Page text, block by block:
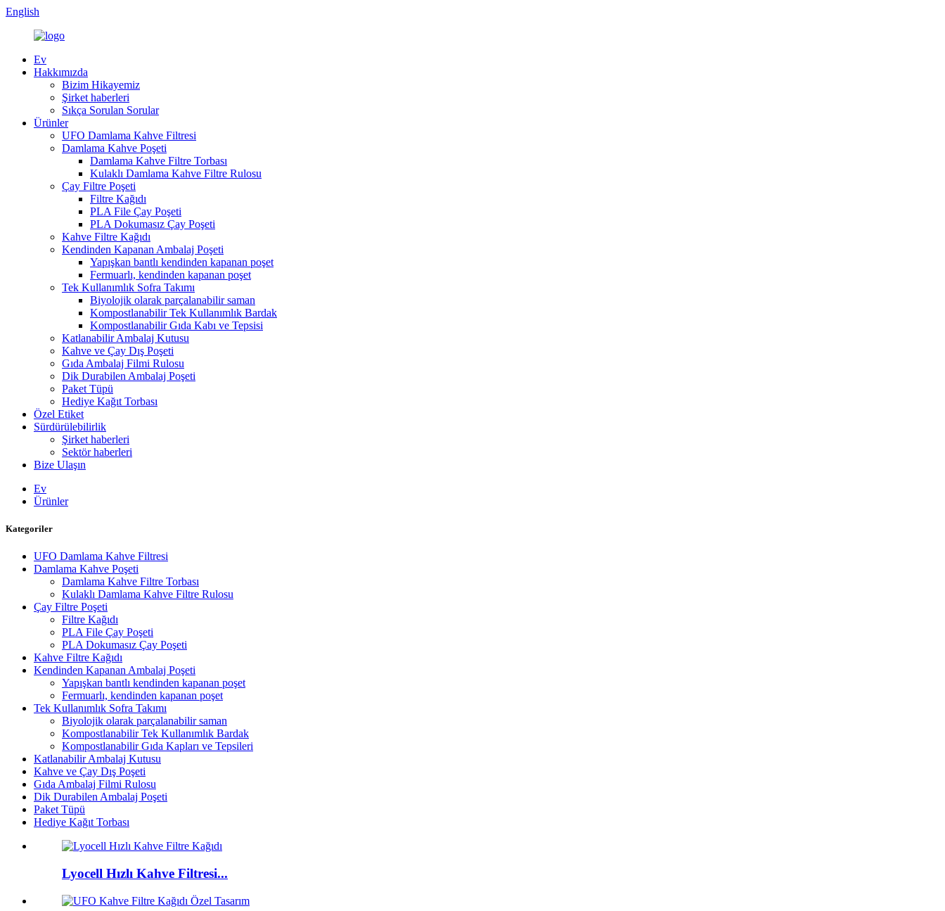
English
Ev
Hakkımızda
Bizim Hikayemiz
Şirket haberleri
Sıkça Sorulan Sorular
Ürünler
UFO Damlama Kahve Filtresi
Damlama Kahve Poşeti
Damlama Kahve Filtre Torbası
Kulaklı Damlama Kahve Filtre Rulosu
Çay Filtre Poşeti
Filtre Kağıdı
PLA File Çay Poşeti
PLA Dokumasız Çay Poşeti
Kahve Filtre Kağıdı
Kendinden Kapanan Ambalaj Poşeti
Yapışkan bantlı kendinden kapanan poşet
Fermuarlı, kendinden kapanan poşet
Tek Kullanımlık Sofra Takımı
Biyolojik olarak parçalanabilir saman
Kompostlanabilir Tek Kullanımlık Bardak
Kompostlanabilir Gıda Kabı ve Tepsisi
Katlanabilir Ambalaj Kutusu
Kahve ve Çay Dış Poşeti
Gıda Ambalaj Filmi Rulosu
Dik Durabilen Ambalaj Poşeti
Paket Tüpü
Hediye Kağıt Torbası
Özel Etiket
Sürdürülebilirlik
Şirket haberleri
Sektör haberleri
Bize Ulaşın
Ev
Ürünler
Kategoriler
UFO Damlama Kahve Filtresi
Damlama Kahve Poşeti
Damlama Kahve Filtre Torbası
Kulaklı Damlama Kahve Filtre Rulosu
Çay Filtre Poşeti
Filtre Kağıdı
PLA File Çay Poşeti
PLA Dokumasız Çay Poşeti
Kahve Filtre Kağıdı
Kendinden Kapanan Ambalaj Poşeti
Yapışkan bantlı kendinden kapanan poşet
Fermuarlı, kendinden kapanan poşet
Tek Kullanımlık Sofra Takımı
Biyolojik olarak parçalanabilir saman
Kompostlanabilir Tek Kullanımlık Bardak
Kompostlanabilir Gıda Kapları ve Tepsileri
Katlanabilir Ambalaj Kutusu
Kahve ve Çay Dış Poşeti
Gıda Ambalaj Filmi Rulosu
Dik Durabilen Ambalaj Poşeti
Paket Tüpü
Hediye Kağıt Torbası
Lyocell Hızlı Kahve Filtresi...